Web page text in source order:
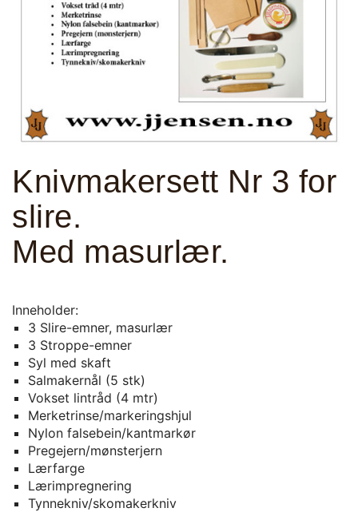
Knivmakersett Nr 3 for
slire.
Med masurlær.
Inneholder:
3 Slire-emner, masurlær
3 Stroppe-emner
Syl med skaft
Salmakernål (5 stk)
Vokset lintråd (4 mtr)
Merketrinse/markeringshjul
Nylon falsebein/kantmarkør
Pregejern/mønsterjern
Lærfarge
Lærimpregnering
Tynnekniv/skomakerkniv